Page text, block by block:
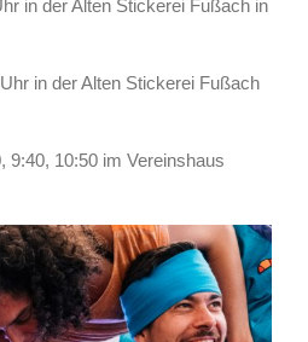
in der Alten Stickerei Fußach in
in der Alten Stickerei Fußach
9:40, 10:50 im Vereinshaus